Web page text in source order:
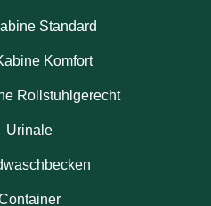
Standard
Komfort
Rollstuhlgerecht
Urinale